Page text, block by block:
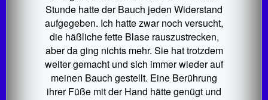
Stunde hatte der Bauch jeden Widerstand
aufgegeben. Ich hatte zwar noch versucht,
die häßliche fette Blase rauszustrecken,
aber da ging nichts mehr. Sie hat trotzdem
weiter gemacht und sich immer wieder auf
meinen Bauch gestellt. Eine Berührung
ihrer Füße mit der Hand hätte genügt und